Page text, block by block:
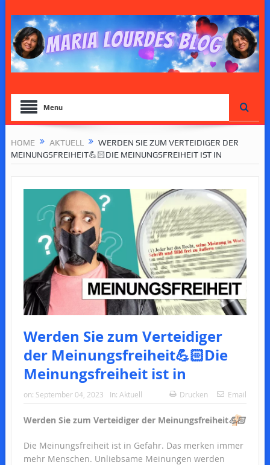
Menu
HOME AKTUELL
WERDEN SIE ZUM VERTEIDIGER DER
MEINUNGSFREIHEIT💪🏻DIE MEINUNGSFREIHEIT IST IN
Werden Sie zum Verteidiger
der Meinungsfreiheit💪🏻Die
Meinungsfreiheit ist in
on: September 04, 2023 In: Aktuell Drucken Email
Werden Sie zum Verteidiger der Meinungsfreiheit💪🏻
Die Meinungsfreiheit ist in Gefahr. Das merken immer
mehr Menschen. Unliebsame Meinungen werden